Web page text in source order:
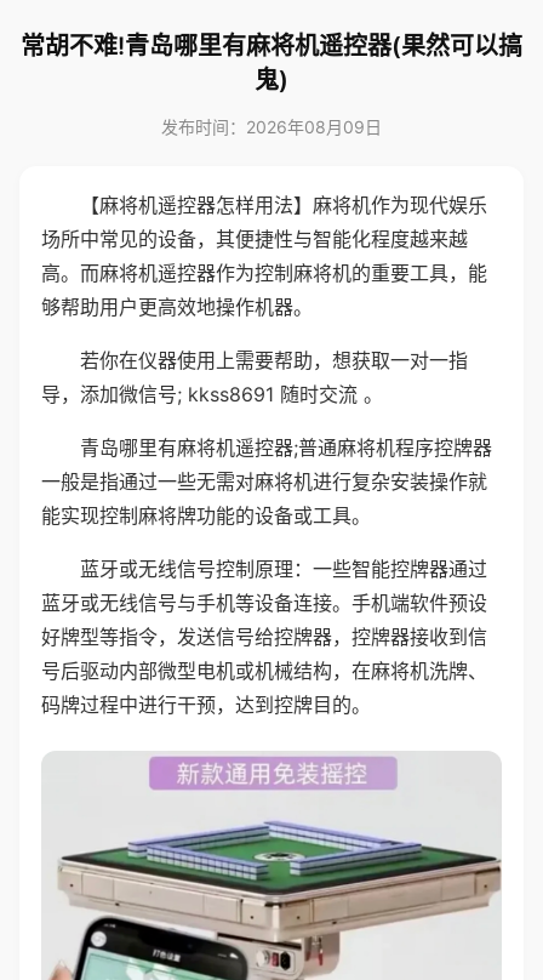
常胡不难!青岛哪里有麻将机遥控器(果然可以搞
鬼)
发布时间：2026年08月09日
【麻将机遥控器怎样用法】麻将机作为现代娱乐
场所中常见的设备，其便捷性与智能化程度越来越
高。而麻将机遥控器作为控制麻将机的重要工具，能
够帮助用户更高效地操作机器。
若你在仪器使用上需要帮助，想获取一对一指
导，添加微信号; kkss8691 随时交流 。
青岛哪里有麻将机遥控器;普通麻将机程序控牌器
一般是指通过一些无需对麻将机进行复杂安装操作就
能实现控制麻将牌功能的设备或工具。
蓝牙或无线信号控制原理：一些智能控牌器通过
蓝牙或无线信号与手机等设备连接。手机端软件预设
好牌型等指令，发送信号给控牌器，控牌器接收到信
号后驱动内部微型电机或机械结构，在麻将机洗牌、
码牌过程中进行干预，达到控牌目的。